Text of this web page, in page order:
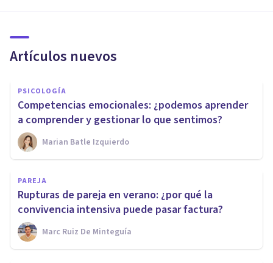
Artículos nuevos
PSICOLOGÍA
Competencias emocionales: ¿podemos aprender
a comprender y gestionar lo que sentimos?
Marian Batle Izquierdo
PAREJA
Rupturas de pareja en verano: ¿por qué la
convivencia intensiva puede pasar factura?
Marc Ruiz De Minteguía